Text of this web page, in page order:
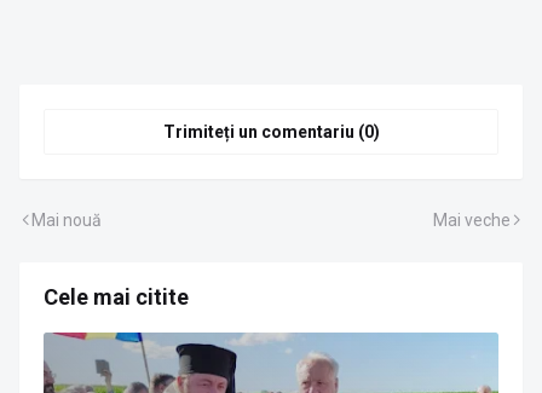
Trimiteți un comentariu (0)
Mai nouă Mai veche
Cele mai citite